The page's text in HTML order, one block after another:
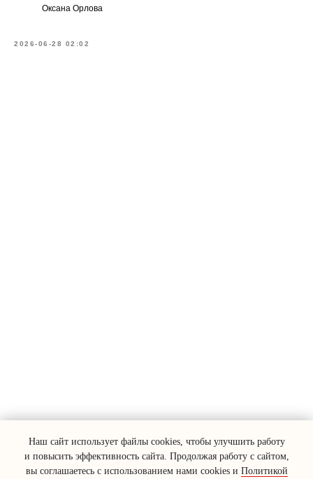
Наш сайт использует файлы cookies, чтобы улучшить работу
и повысить эффективность сайта. Продолжая работу с сайтом,
вы соглашаетесь с использованием нами cookies и Политикой
Оксана Орлова
2026-06-28 02:02